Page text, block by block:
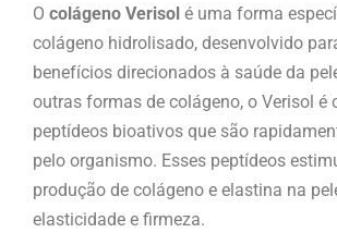
O colágeno Verisol é uma forma
colágeno hidrolisado, desenvolvido
benefícios direcionados à saúde da
outras formas de colágeno, o Verisol é
peptídeos bioativos que são
pelo organismo. Esses peptídeos
produção de colágeno e elastina na
elasticidade e firmeza.